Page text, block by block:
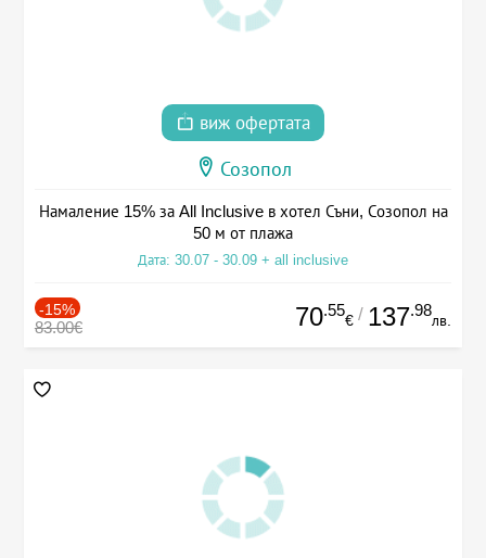
виж офертата
Созопол
Намаление 15% за All Inclusive в хотел Съни, Созопол на
50 м от плажа
Дата: 30.07 - 30.09 + all inclusive
-15%
83.00€ 70.55
€ / 137.98
лв.